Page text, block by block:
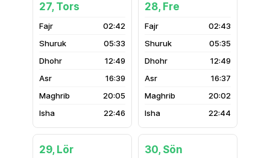
27, Tors
02:42
05:33
12:49
16:39
20:05
22:46
28, Fre
02:43
05:35
12:49
16:37
20:02
22:44
29, Lör 30, Sön